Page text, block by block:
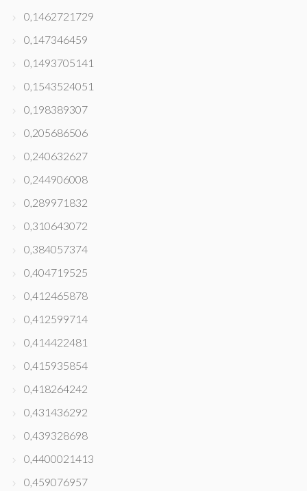
0,1462721729
0,147346459
0,1493705141
0,1543524051
0,198389307
0,205686506
0,240632627
0,244906008
0,289971832
0,310643072
0,384057374
0,404719525
0,412465878
0,412599714
0,414422481
0,415935854
0,418264242
0,431436292
0,439328698
0,4400021413
0,459076957